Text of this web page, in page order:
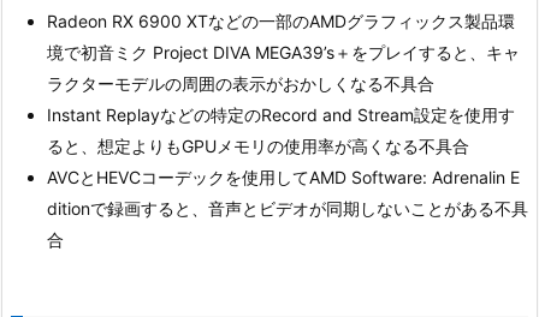
Radeon RX 6900 XTなどの一部のAMDグラフィックス製品環
境で初音ミク Project DIVA MEGA39’s＋をプレイすると、キャ
ラクターモデルの周囲の表示がおかしくなる不具合
Instant Replayなどの特定のRecord and Stream設定を使用す
ると、想定よりもGPUメモリの使用率が高くなる不具合
AVCとHEVCコーデックを使用してAMD Software: Adrenalin E
ditionで録画すると、音声とビデオが同期しないことがある不具
合